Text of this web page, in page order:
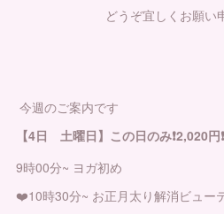
どうぞ宜しくお願い
今週のご案内です
【4日 土曜日】この日のみ❗️2,020円❗️
9時00分~ ヨガ初め
❤️10時30分~ お正月太り解消ビュー